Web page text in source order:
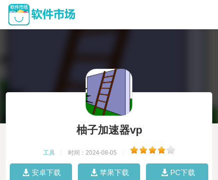
柚子加速器vp
工具 时间：2024-08-05
安卓下载 苹果下载 PC下载